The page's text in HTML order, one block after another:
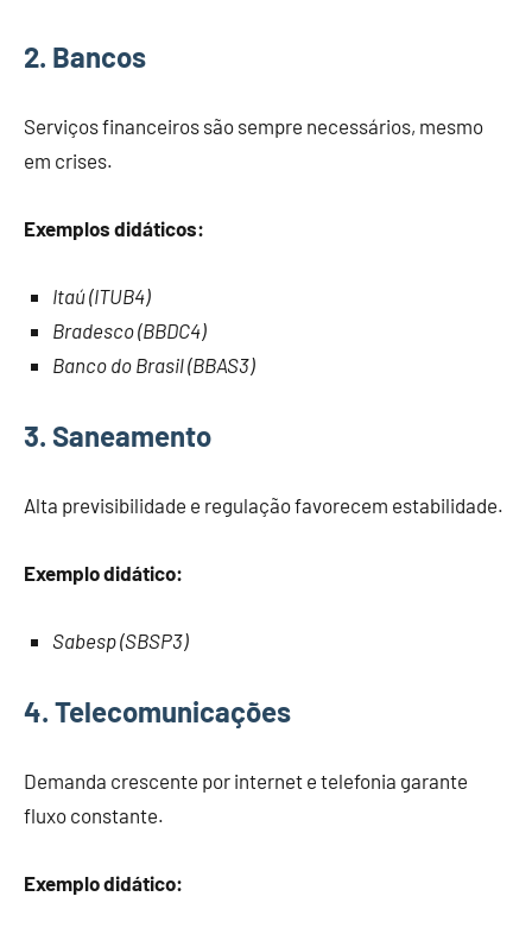
2. Bancos
Serviços financeiros são sempre necessários, mesmo
em crises.
Exemplos didáticos:
Itaú (ITUB4)
Bradesco (BBDC4)
Banco do Brasil (BBAS3)
3. Saneamento
Alta previsibilidade e regulação favorecem estabilidade.
Exemplo didático:
Sabesp (SBSP3)
4. Telecomunicações
Demanda crescente por internet e telefonia garante
fluxo constante.
Exemplo didático: